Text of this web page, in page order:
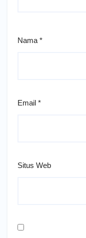
Nama *
Email *
Situs Web